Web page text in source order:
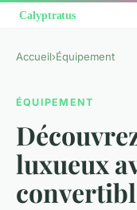
Accueil›Équipement
ÉQUIPEMENT
luxueux